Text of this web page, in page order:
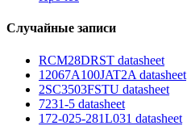
Случайные записи
RCM28DRST datasheet
12067A100JAT2A datasheet
2SC3503FSTU datasheet
7231-5 datasheet
172-025-281L031 datasheet